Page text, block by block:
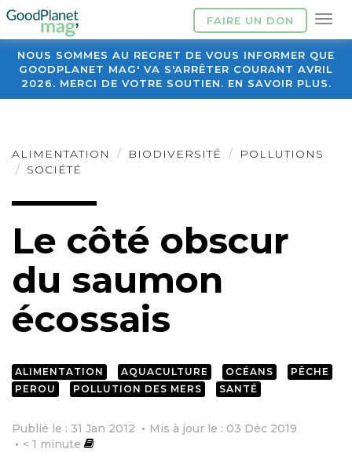
FAIRE UN DON
NOUS SOMMES AU REGRET DE VOUS INFORMER QUE
GOODPLANET MAG' VA S'ARRÊTER COURANT AVRIL
2026. MERCI DE VOTRE SOUTIEN. EN SAVOIR PLUS.
ALIMENTATION BIODIVERSITÉ
POLLUTIONS
SOCIÉTÉ
Le côté obscur
du saumon
écossais
ALIMENTATION AQUACULTURE OCÉANS
PÊCHE
PEROU
POLLUTION DES MERS SANTÉ
Publié le : 31 Jan 2012
Mis à jour le : 03 Déc 2019
< 1 minute